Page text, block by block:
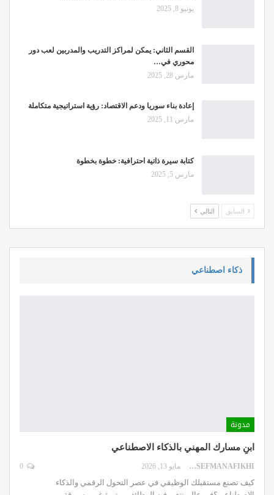
يونيو 8, 2025
القسم الثاني: يمكن لمراكز التدريب والمدربين لعب دور
محوري في…
مارس 28, 2025
إعادة بناء سوريا ودعم الاقتصاد: رؤية استراتيجية متكاملة
مارس 11, 2025
كتابة سيرة ذاتية احترافية: خطوة بخطوة
مارس 5, 2025
السابق التالي
ذكاء اصطناعي
مدونة
ابنِ مسارك المهني بالذكاء الاصطناعي
DR.YOUSEFMANAFIKHI مايو 13, 2026
كيف تصنع مستقبلك الوظيفي في عصر التحول الرقمي والذكاء